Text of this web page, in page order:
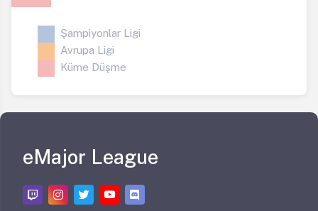
Şampiyonlar Ligi
Avrupa Ligi
Küme Düşme
eMajor League